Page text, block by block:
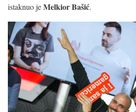
istaknuo jeMelkior Bašić.